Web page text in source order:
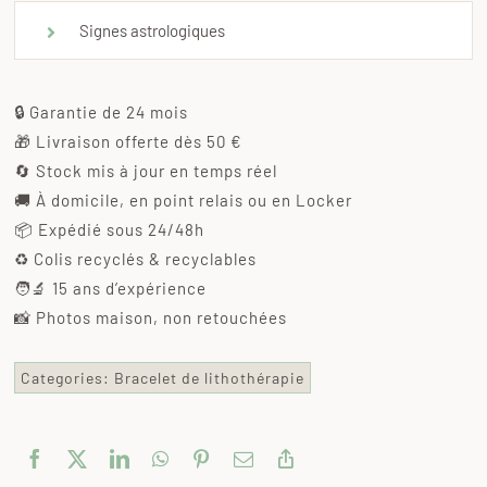
Signes astrologiques
🔒 Garantie de 24 mois
🎁 Livraison offerte dès 50 €
🔄 Stock mis à jour en temps réel
🚚 À domicile, en point relais ou en Locker
📦 Expédié sous 24/48h
♻️ Colis recyclés & recyclables
🧑‍🔬 15 ans d’expérience
📸 Photos maison, non retouchées
Categories: Bracelet de lithothérapie